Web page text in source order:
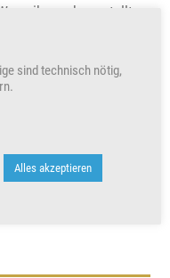
ihr euch vorstellt,
auch auf anderen
sind technisch nötig,
Alles akzeptieren